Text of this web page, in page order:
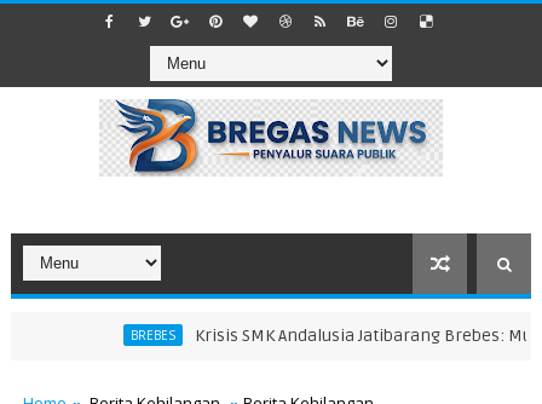
BREBES Krisis SMK Andalusia Jatibarang Brebes: Murid